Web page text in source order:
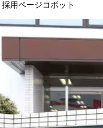
採用ページコボット